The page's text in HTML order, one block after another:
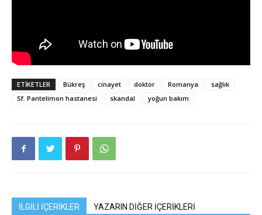
ETIKETLER Bükreş cinayet doktor Romanya
sağlık
Sf. Pantelimon hastanesi
skandal yoğun bakım
İLGİLİ İÇERİKLER YAZARIN DİĞER İÇERİKLERİ